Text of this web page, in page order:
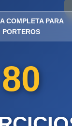
COMPLETA PARA
PORTEROS
80